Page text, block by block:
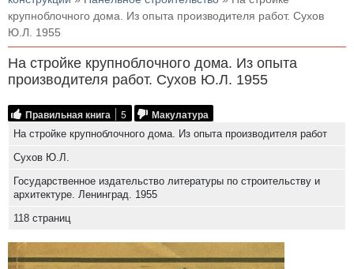
крупноблочного дома. Из опыта производителя работ. Сухов
Ю.Л. 1955
На стройке крупноблочного дома. Из опыта
производителя работ. Сухов Ю.Л. 1955
Правильная книга 5 Макулатура
На стройке крупноблочного дома. Из опыта производителя работ
Сухов Ю.Л.
Государственное издательство литературы по строительству и
архитектуре. Ленинград. 1955
118 страниц